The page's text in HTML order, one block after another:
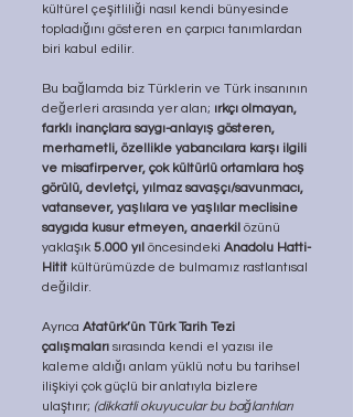
kültürel çeşitliliği nasıl kendi bünyesinde
topladığını gösteren en çarpıcı tanımlardan
biri kabul edilir.
Bu bağlamda biz Türklerin ve Türk insanının
değerleri arasında yer alan; ırkçı olmayan,
farklı inançlara saygı-anlayış gösteren,
merhametli, özellikle yabancılara karşı ilgili
ve misafirperver, çok kültürlü ortamlara hoş
görülü, devletçi, yılmaz savaşçı/savunmacı,
vatansever, yaşlılara ve yaşlılar meclisine
saygıda kusur etmeyen, anaerkil özünü
yaklaşık 5.000 yıl öncesindeki Anadolu Hatti-
Hitit kültürümüzde de bulmamız rastlantısal
değildir.
Ayrıca Atatürk’ün Türk Tarih Tezi
çalışmaları sırasında kendi el yazısı ile
kaleme aldığı anlam yüklü notu bu tarihsel
ilişkiyi çok güçlü bir anlatıyla bizlere
ulaştırır; (dikkatli okuyucular bu bağlantıları